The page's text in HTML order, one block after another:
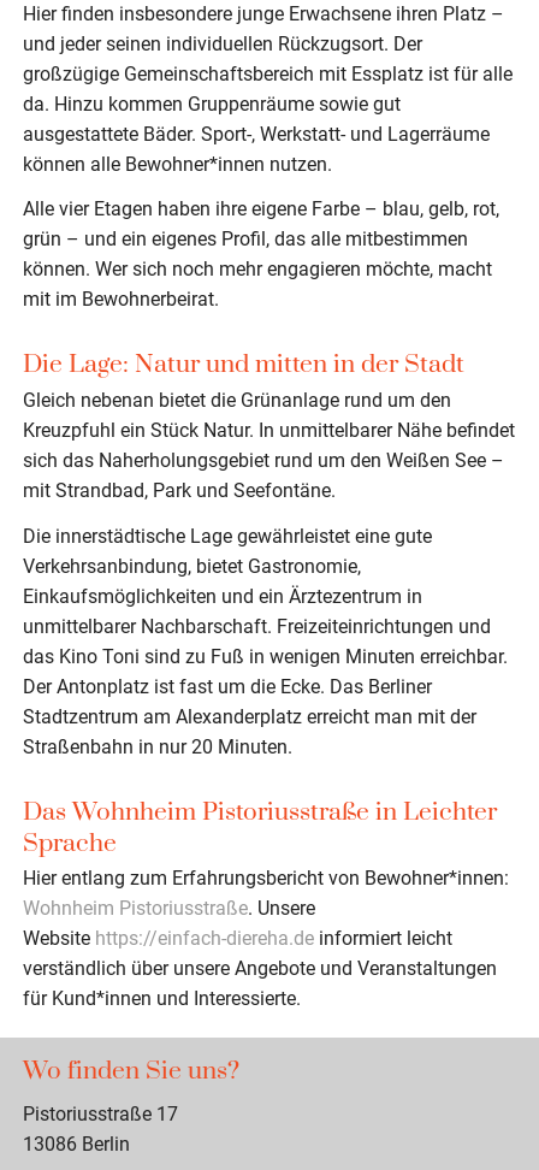
Hier finden insbesondere junge Erwachsene ihren Platz –
und jeder seinen individuellen Rückzugsort. Der
großzügige Gemeinschaftsbereich mit Essplatz ist für alle
da. Hinzu kommen Gruppenräume sowie gut
ausgestattete Bäder. Sport-, Werkstatt- und Lagerräume
können alle Bewohner*innen nutzen.
Alle vier Etagen haben ihre eigene Farbe – blau, gelb, rot,
grün – und ein eigenes Profil, das alle mitbestimmen
können. Wer sich noch mehr engagieren möchte, macht
mit im Bewohnerbeirat.
Die Lage: Natur und mitten in der Stadt
Gleich nebenan bietet die Grünanlage rund um den
Kreuzpfuhl ein Stück Natur. In unmittelbarer Nähe befindet
sich das Naherholungsgebiet rund um den Weißen See –
mit Strandbad, Park und Seefontäne.
Die innerstädtische Lage gewährleistet eine gute
Verkehrsanbindung, bietet Gastronomie,
Einkaufsmöglichkeiten und ein Ärztezentrum in
unmittelbarer Nachbarschaft. Freizeiteinrichtungen und
das Kino Toni sind zu Fuß in wenigen Minuten erreichbar.
Der Antonplatz ist fast um die Ecke. Das Berliner
Stadtzentrum am Alexanderplatz erreicht man mit der
Straßenbahn in nur 20 Minuten.
Das Wohnheim Pistoriusstraße in Leichter
Sprache
Hier entlang zum Erfahrungsbericht von Bewohner*innen:
Wohnheim Pistoriusstraße. Unsere
Website https://einfach-diereha.de informiert leicht
verständlich über unsere Angebote und Veranstaltungen
für Kund*innen und Interessierte.
Wo finden Sie uns?
Pistoriusstraße 17
13086 Berlin